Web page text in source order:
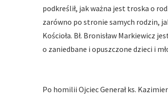
podkreślił, jak ważna jest troska o
zarówno po stronie samych rodzin,
Kościoła. Bł. Bronisław Markiewicz
o zaniedbane i opuszczone dzieci i
Po homilii Ojciec Generał ks.